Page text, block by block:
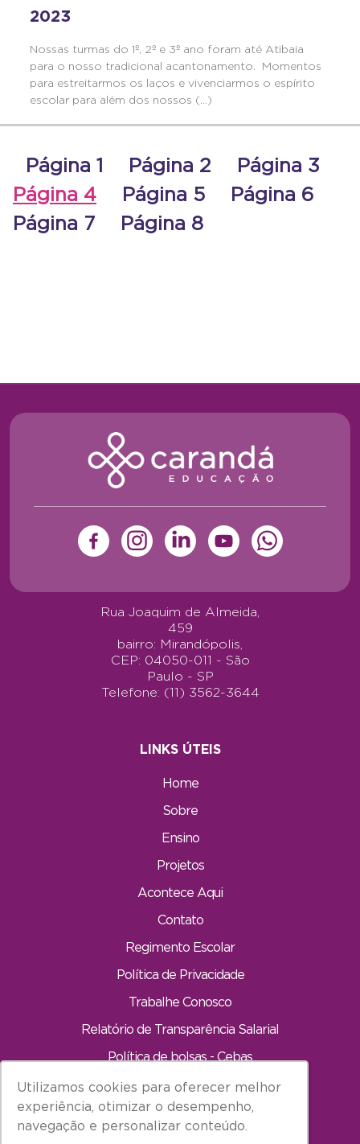
Utilizamos cookies para oferecer melhor
experiência, otimizar o desempenho,
navegação e personalizar conteúdo.
Utilizamos cookies para oferecer melhor
experiência, otimizar o desempenho,
navegação e personalizar conteúdo.
2023
Nossas turmas do 1º, 2º e 3º ano foram até Atibaia
para o nosso tradicional acantonamento. Momentos
para estreitarmos os laços e vivenciarmos o espírito
escolar para além dos nossos (...)
Página 1 Página 2
Página 3
Página 4
Página 5
Página 6
Página 7
Página 8
Rua Joaquim de Almeida,
459
bairro: Mirandópolis,
CEP: 04050-011 - São
Paulo - SP
Telefone: (11) 3562-3644
LINKS ÚTEIS
Home
Sobre
Ensino
Projetos
Acontece Aqui
Contato
Regimento Escolar
Política de Privacidade
Trabalhe Conosco
Relatório de Transparência Salarial
Política de bolsas - Cebas
INÍCIO